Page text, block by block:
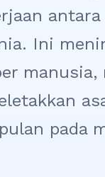
Ini
manusia,
pada